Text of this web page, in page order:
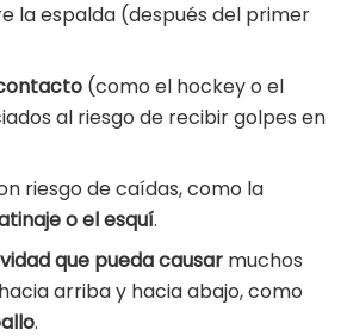
la espalda (después del primer
(como el hockey o el
al riesgo de recibir golpes en
riesgo de caídas, como la
o el esquí.
que pueda causar muchos
arriba y hacia abajo, como
.